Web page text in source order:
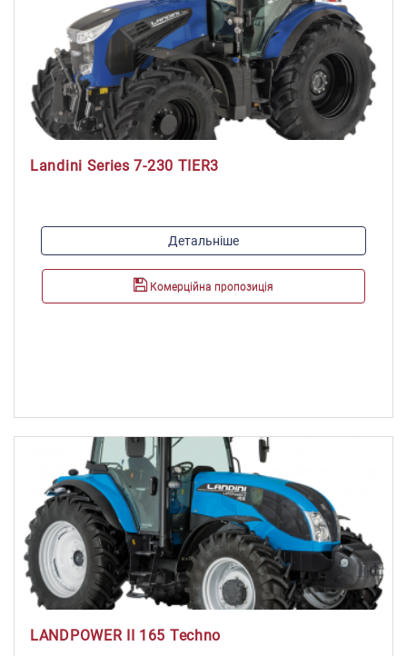
Landini Series 7-230 TIER3
Модель двигуна:
F4HFE613K
Максимальна потужність, к.с./кВт:
Детальніше
Комерційна пропозиція
LANDPOWER II 165 Techno